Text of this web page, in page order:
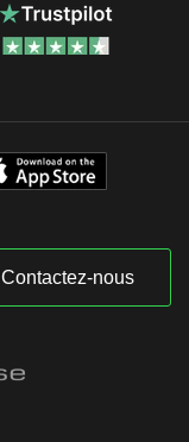
Contactez-nous